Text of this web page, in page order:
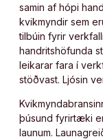
samin af hópi
kvikmyndir sem
tilbúin fyrir
handritshöfunda
leikarar fara í
stöðvast. Ljósin
þúsund fyrirtæki
launum.